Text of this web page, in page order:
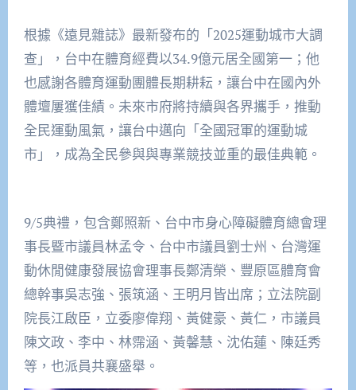
根據《遠見雜誌》最新發布的「2025運動城市大調
查」，台中在體育經費以34.9億元居全國第一；他
也感謝各體育運動團體長期耕耘，讓台中在國內外
體壇屢獲佳績。未來市府將持續與各界攜手，推動
全民運動風氣，讓台中邁向「全國冠軍的運動城
市」，成為全民參與與專業競技並重的最佳典範。
9/5典禮，包含鄭照新、台中市身心障礙體育總會理
事長暨市議員林孟令、台中市議員劉士州、台灣運
動休閒健康發展協會理事長鄭清榮、豐原區體育會
總幹事吳志強、張筑涵、王明月皆出席；立法院副
院長江啟臣，立委廖偉翔、黃健豪、黃仁，市議員
陳文政、李中、林霈涵、黃馨慧、沈佑蓮、陳廷秀
等，也派員共襄盛舉。